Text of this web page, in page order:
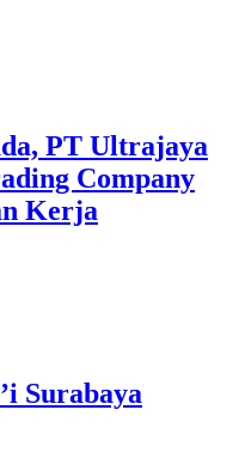
PT Ultrajaya
Company
Kerja
Surabaya